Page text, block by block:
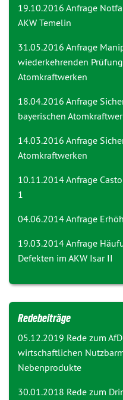
19.10.2016 Anfrage
AKW Temelin
31.05.2016 Anfrage
wiederkehrenden
Atomkraftwerken
18.04.2016 Anfrage
bayerischen
14.03.2016 Anfrage
Atomkraftwerken
10.11.2014 Anfrage
1
04.06.2014 Anfrage
19.03.2014 Anfrage
Defekten im AKW Isar II
Redebeiträge
05.12.2019 Rede zum
wirtschaftlichen
Nebenprodukte
30.01.2018 Rede zum